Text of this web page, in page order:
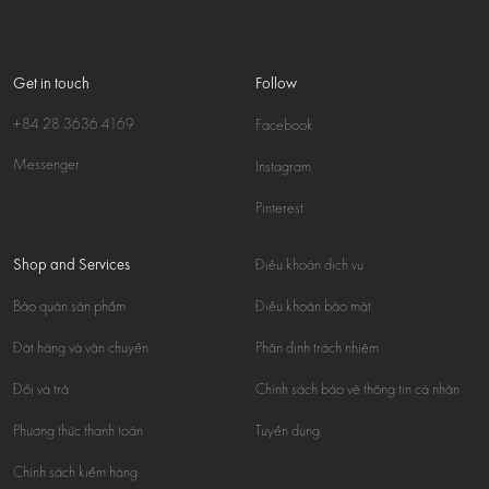
Get in touch
+84 28 3636 4169
Messenger
Follow
Facebook
Instagram
Pinterest
Shop and Services
Bảo quản sản phẩm
Đặt hàng và vận chuyển
Đổi và trả
Phương thức thanh toán
Chính sách kiểm hàng
Điều khoản dịch vụ
Điều khoản bảo mật
Phân định trách nhiệm
Chính sách bảo vệ thông tin cá nhân
Tuyển dụng